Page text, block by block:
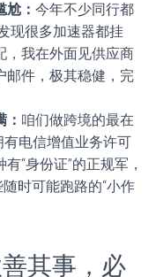
： 今年不少同行都
现很多加速器都挂
，我在外面见供应商
邮件，极其稳健，完
咱们做跨境的最在
电信增值业务许可
“身份证”的正规军，
时可能跑路的“小作
其事，必